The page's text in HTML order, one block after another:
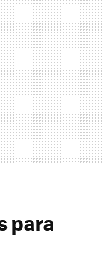
para